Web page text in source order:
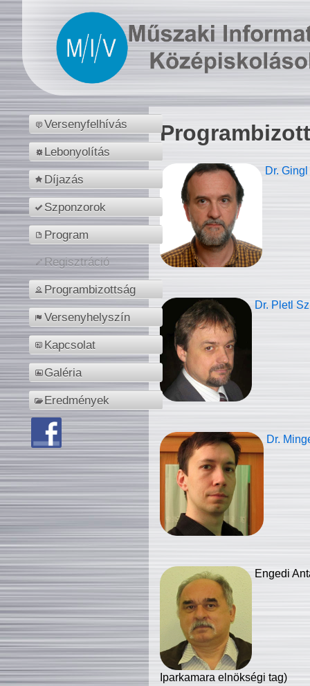
Versenyfelhívás
Lebonyolítás
Díjazás
Szponzorok
Program
Regisztráció
Programbizottság
Versenyhelyszín
Kapcsolat
Galéria
Eredmények
Dr.
Dr. Pletl
Dr.
Engedi
Iparkamara elnökségi tag)